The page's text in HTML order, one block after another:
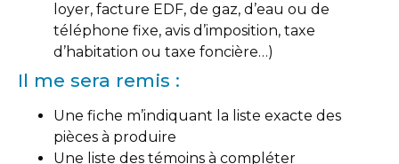
loyer, facture EDF, de gaz, d’eau ou de
téléphone fixe, avis d’imposition, taxe
d’habitation ou taxe foncière…)
Il me sera remis :
Une fiche m’indiquant la liste exacte des
pièces à produire
Une liste des témoins à compléter